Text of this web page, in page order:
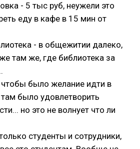
- 5 тыс руб, неужели это
еду в кафе в 15 мин от
- в общежитии далеко,
там же, где библиотека за
было желание идти в
было удовлетворить
но это не волнует что ли
студенты и сотрудники,